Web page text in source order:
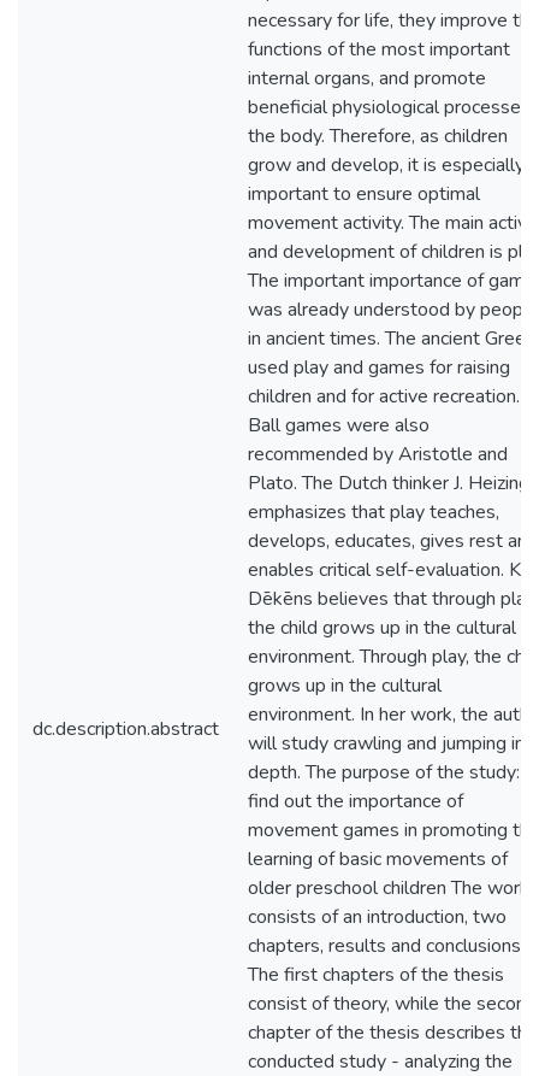
dc.description.abstract
necessary for life, they improve the
functions of the most important
internal organs, and promote
beneficial physiological processes
the body. Therefore, as children
grow and develop, it is especially
important to ensure optimal
movement activity. The main
and development of children is
The important importance of
was already understood by people
in ancient times. The ancient
used play and games for raising
children and for active recreation.
Ball games were also
recommended by Aristotle and
Plato. The Dutch thinker J. Heizing
emphasizes that play teaches,
develops, educates, gives rest and
enables critical self-evaluation. K.
Dēkēns believes that through play,
the child grows up in the cultural
environment. Through play, the
grows up in the cultural
environment. In her work, the
will study crawling and jumping in
depth. The purpose of the study:
find out the importance of
movement games in promoting the
learning of basic movements of
older preschool children The work
consists of an introduction, two
chapters, results and conclusions.
The first chapters of the thesis
consist of theory, while the second
chapter of the thesis describes the
conducted study - analyzing the